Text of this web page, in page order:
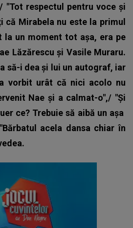
"Tot respectul pentru voce și
că Mirabela nu este la primul
la un moment tot așa, era pe
Lăzărescu și Vasile Muraru.
să-i dea și lui un autograf, iar
vorbit urât că nici acolo nu
Nae și a calmat-o",/ "Și
ce? Trebuie să aibă un așa
acela dansa chiar în